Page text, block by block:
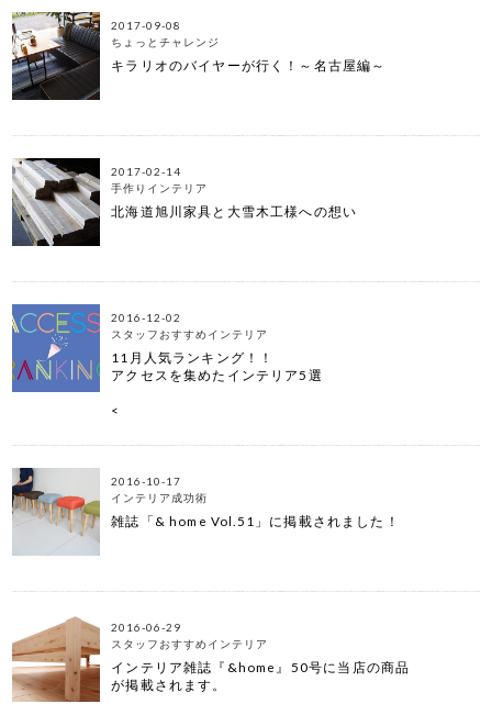
2017-09-08
ちょっとチャレンジ
キラリオのバイヤーが行く！～名古屋編～
2017-02-14
手作りインテリア
北海道旭川家具と大雪木工様への想い
2016-12-02
スタッフおすすめインテリア
11月人気ランキング！！
アクセスを集めたインテリア5選
<
2016-10-17
インテリア成功術
雑誌「& home Vol.51」に掲載されました！
2016-06-29
スタッフおすすめインテリア
インテリア雑誌『&home』50号に当店の商品
が掲載されます。